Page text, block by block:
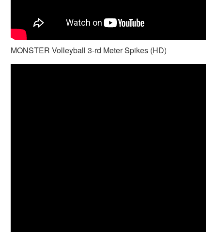
MONSTER Volleyball 3-rd Meter Spikes (HD)